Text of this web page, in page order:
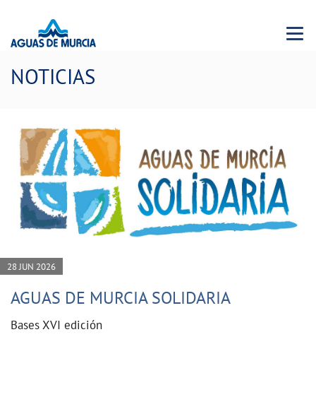
Menu
NOTICIAS
28 JUN 2026
AGUAS DE MURCIA SOLIDARIA
Bases XVI edición